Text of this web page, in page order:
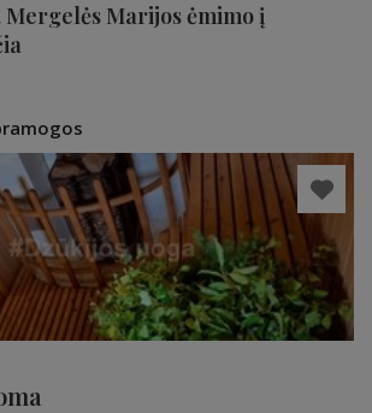
Mergelės Marijos ėmimo į